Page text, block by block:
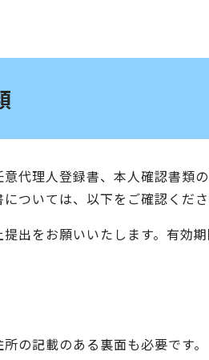
代理人登録書、本人確認書類の
ついては、以下をご確認くださ
出をお願いいたします。有効
記載のある裏面も必要です。